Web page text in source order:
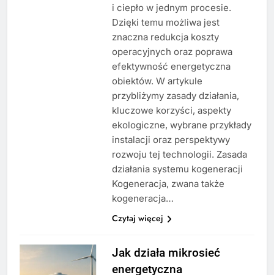
i ciepło w jednym procesie.
Dzięki temu możliwa jest
znaczna redukcja koszty
operacyjnych oraz poprawa
efektywność energetyczna
obiektów. W artykule
przybliżymy zasady działania,
kluczowe korzyści, aspekty
ekologiczne, wybrane przykłady
instalacji oraz perspektywy
rozwoju tej technologii. Zasada
działania systemu kogeneracji
Kogeneracja, zwana także
kogeneracja…
Czytaj więcej
Jak działa mikrosieć
energetyczna